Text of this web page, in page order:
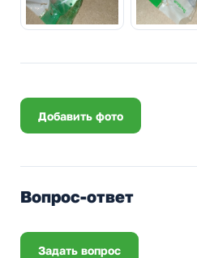
Добавить фото
Вопрос-ответ
Задать вопрос